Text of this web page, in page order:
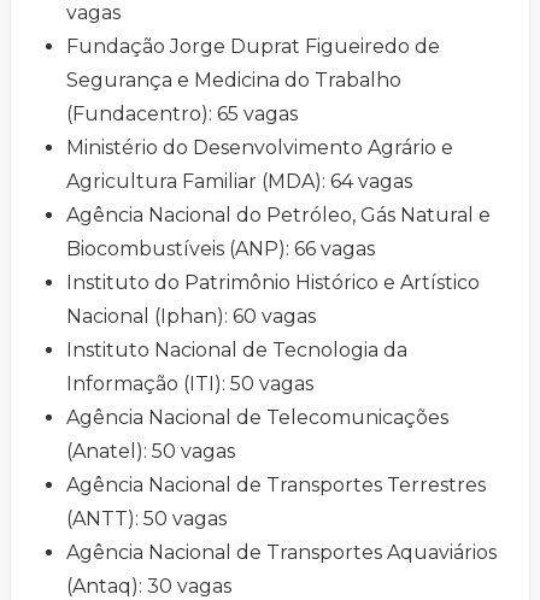
vagas
Fundação Jorge Duprat Figueiredo de
Segurança e Medicina do Trabalho
(Fundacentro): 65 vagas
Ministério do Desenvolvimento Agrário e
Agricultura Familiar (MDA): 64 vagas
Agência Nacional do Petróleo, Gás Natural e
Biocombustíveis (ANP): 66 vagas
Instituto do Patrimônio Histórico e Artístico
Nacional (Iphan): 60 vagas
Instituto Nacional de Tecnologia da
Informação (ITI): 50 vagas
Agência Nacional de Telecomunicações
(Anatel): 50 vagas
Agência Nacional de Transportes Terrestres
(ANTT): 50 vagas
Agência Nacional de Transportes Aquaviários
(Antaq): 30 vagas